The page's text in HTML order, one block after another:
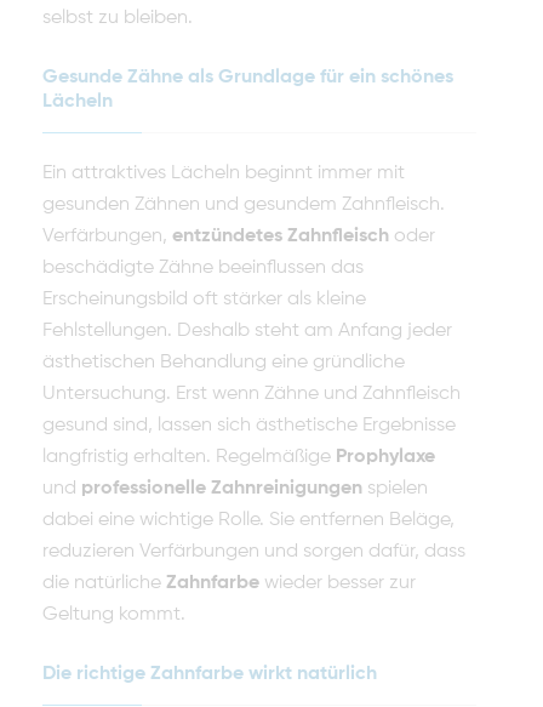
selbst zu bleiben.
Gesunde Zähne als Grundlage für ein schönes
Lächeln
Ein attraktives Lächeln beginnt immer mit
gesunden Zähnen und gesundem Zahnfleisch.
Verfärbungen, entzündetes Zahnfleisch oder
beschädigte Zähne beeinflussen das
Erscheinungsbild oft stärker als kleine
Fehlstellungen. Deshalb steht am Anfang jeder
ästhetischen Behandlung eine gründliche
Untersuchung. Erst wenn Zähne und Zahnfleisch
gesund sind, lassen sich ästhetische Ergebnisse
langfristig erhalten. Regelmäßige Prophylaxe
und professionelle Zahnreinigungen spielen
dabei eine wichtige Rolle. Sie entfernen Beläge,
reduzieren Verfärbungen und sorgen dafür, dass
die natürliche Zahnfarbe wieder besser zur
Geltung kommt.
Die richtige Zahnfarbe wirkt natürlich